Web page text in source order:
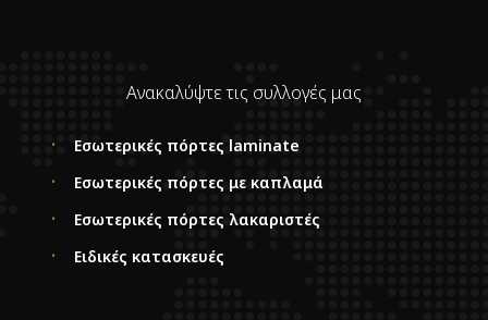
Ανακαλύψτε τις συλλογές μας
Εσωτερικές πόρτες laminate
Εσωτερικές πόρτες με καπλαμά
Εσωτερικές πόρτες λακαριστές
Ειδικές κατασκευές